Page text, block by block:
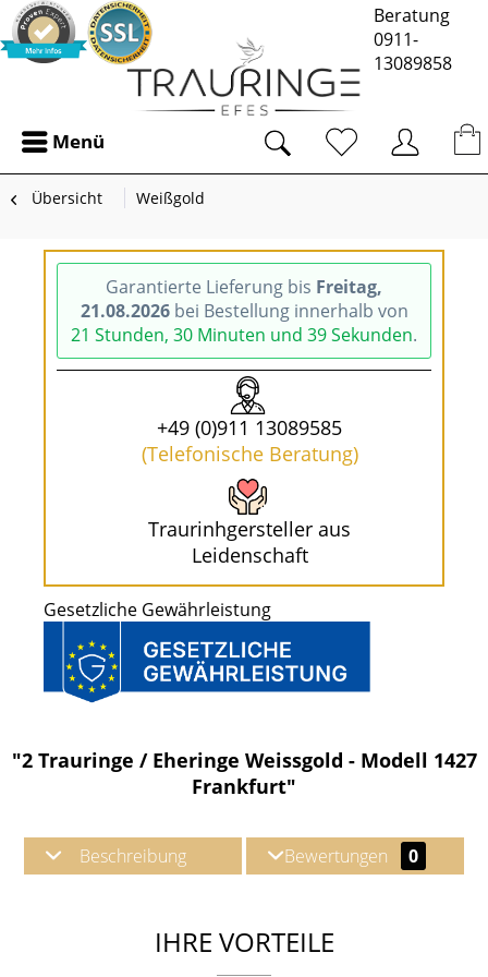
Beratung
0911-
13089858
Menü
Übersicht Weißgold
Garantierte Lieferung bis Freitag,
21.08.2026bei Bestellung innerhalb von
21 Stunden, 30 Minuten und 39 Sekunden.
+49 (0)911 13089585
(Telefonische Beratung)
Traurinhgersteller aus
Leidenschaft
Gesetzliche Gewährleistung
"2 Trauringe / Eheringe Weissgold - Modell 1427
Frankfurt"
Beschreibung Bewertungen 0
IHRE VORTEILE